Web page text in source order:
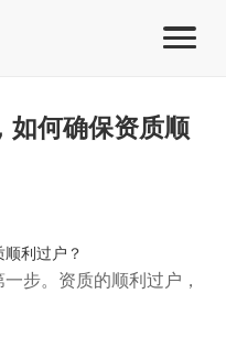
如何确保资质顺
利过户？
步。资质的顺利过户，